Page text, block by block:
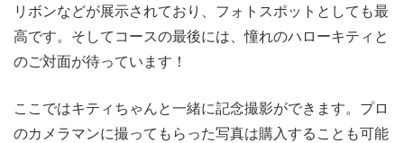
リボンなどが展示されており、フォトスポットとしても最
高です。そしてコースの最後には、憧れのハローキティと
のご対面が待っています！
ここではキティちゃんと一緒に記念撮影ができます。プロ
のカメラマンに撮ってもらった写真は購入することも可能